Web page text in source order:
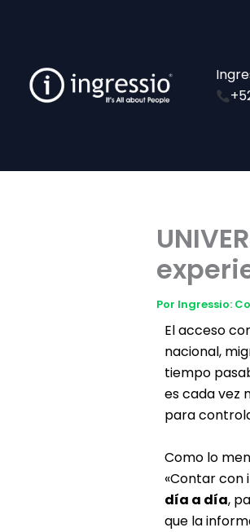
Por Ingressio:
El acceso
nacional,
tiempo
es cada vez
para
Como lo
«Contar con
día a día,
que la